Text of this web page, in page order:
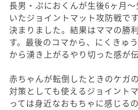
長男・ぷにおくんが生後6ヶ月
いたジョイントマット攻防戦で
決まりました。結果はママの勝
す。最後のコマから、にくきゅ
から湧き上がるやり切った感が
赤ちゃんが転倒したときのケガ
対策としても使えるジョイント
っては身近なおもちゃに感じる